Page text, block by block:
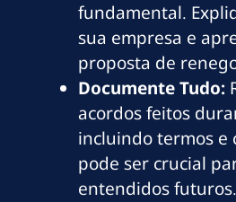
fundamental.
sua empresa e
proposta de
Documente Tudo:
acordos feitos
incluindo termos e
pode ser crucial
entendidos futuros.